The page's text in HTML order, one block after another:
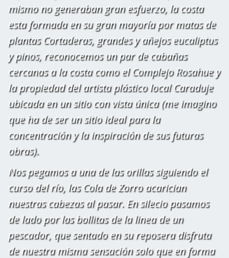
mismo no generaban gran esfuerzo, la costa
esta formada en su gran mayoría por matas de
plantas Cortaderas, grandes y añejos eucaliptus
y pinos, reconocemos un par de cabañas
cercanas a la costa como el Complejo Rosahue y
la propiedad del artista plástico local Caraduje
ubicada en un sitio con vista única (me imagino
que ha de ser un sitio ideal para la
concentración y la inspiración de sus futuras
obras).
Nos pegamos a una de las orillas siguiendo el
curso del río, las Cola de Zorro acarician
nuestras cabezas al pasar. En silecio pasamos
de lado por las bollitas de la linea de un
pescador, que sentado en su reposera disfruta
de nuestra misma sensación solo que en forma